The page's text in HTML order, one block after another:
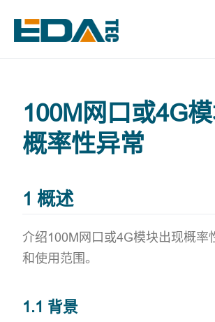
100M网口或4G
概率性异常
1 概述
介绍100M网口或4G模块出现概率
和使用范围。
1.1 背景